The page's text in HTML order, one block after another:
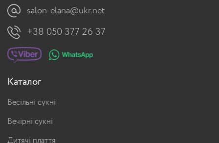
salon-elana@ukr.net
+38 050 377 26 37
Каталог
Весільні сукні
Вечірні сукні
Дитячі плаття